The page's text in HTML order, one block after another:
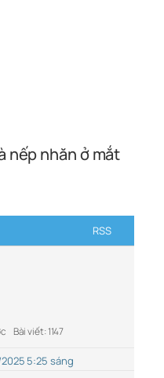
nếp nhăn ở mắt
RSS
Bài viết: 1147
2025 5:25 sáng